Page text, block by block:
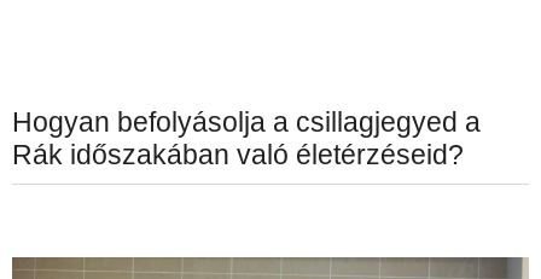
Hogyan befolyásolja a csillagjegyed a
Rák időszakában való életérzéseid?